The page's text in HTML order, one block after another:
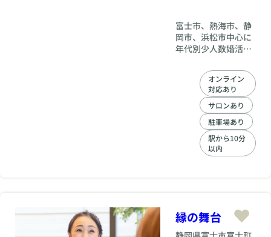
富士市、熱海市、静
岡市、浜松市中心に
年代別少人数婚活パ
しています。 年代別
に合わせて3人対3人
～. 婚活パーティーの
最後にカップルの集
計を行います。お一
人参加の方がほとん
どです 是非気になる
方がいらっしゃれ
でみてはいかがでし
ょうか？
オンライン
対応あり
サロンあり
駐車場あり
駅から10分
以内
縁の舞台